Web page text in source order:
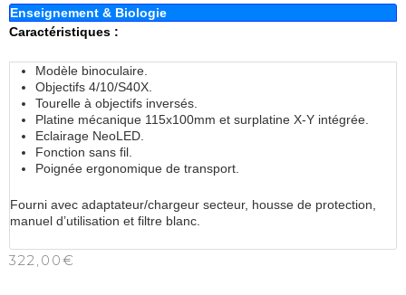
Enseignement & Biologie
Caractéristiques :
Modèle binoculaire.
Objectifs 4/10/S40X.
Tourelle à objectifs inversés.
Platine mécanique 115x100mm et surplatine X-Y intégrée.
Eclairage NeoLED.
Fonction sans fil.
Poignée ergonomique de transport.
Fourni avec adaptateur/chargeur secteur, housse de protection,
manuel d’utilisation et filtre blanc.
322,00€